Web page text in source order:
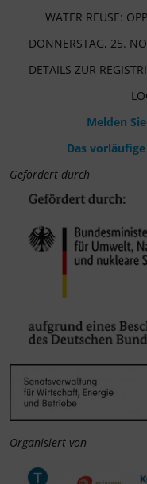
WATER REUSE:
DONNERSTAG, 25.
DETAILS ZUR
Melden
Das
Gefördert durch
Organisiert von